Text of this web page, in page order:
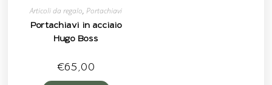
Articoli da regalo,Portachiavi
Portachiavi in acciaio
Hugo Boss
€65,00